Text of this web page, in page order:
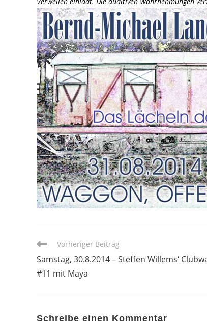
Weitere
ansehen
Vorheriger Beitrag
Samstag, 30.8.2014 – Steffen Willems‘
#11 mit Maya
Schreibe einen Kommentar